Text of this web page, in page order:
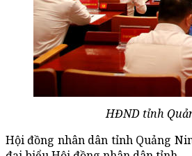
HĐND tỉnh
Hội đồng nhân dân tỉnh Quảng